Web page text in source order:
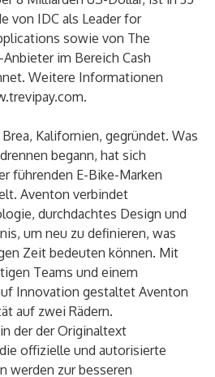
von IDC als Leader for
sowie von The
im Bereich Cash
Weitere Informationen
.
Kalifornien, gegründet. Was
begann, hat sich
führenden E-Bike-Marken
Aventon verbindet
durchdachtes Design und
um neu zu definieren, was
Zeit bedeuten können. Mit
Teams und einem
Innovation gestaltet Aventon
auf zwei Rädern.
der der Originaltext
offizielle und autorisierte
werden zur besseren